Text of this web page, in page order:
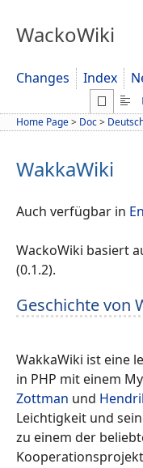
WackoWiki
Changes Index
Home Page> Doc>
WakkaWiki
Auch verfügbar in
WackoWiki basiert
(0.1.2).
Geschichte von
WakkaWiki ist eine
in PHP mit einem
Zottman und
Leichtigkeit und
zu einem der